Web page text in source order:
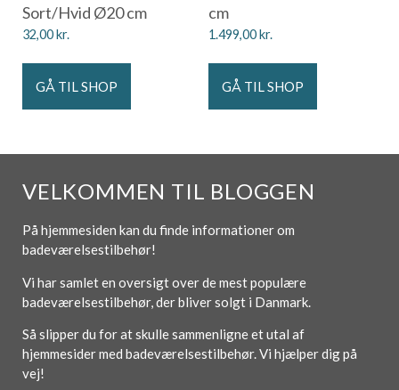
Sort/Hvid Ø20 cm
32,00kr.
GÅ TIL SHOP
cm
1.499,00kr.
GÅ TIL SHOP
VELKOMMEN TIL BLOGGEN
På hjemmesiden kan du finde informationer om
badeværelsestilbehør!
Vi har samlet en oversigt over de mest populære
badeværelsestilbehør, der bliver solgt i Danmark.
Så slipper du for at skulle sammenligne et utal af
hjemmesider med badeværelsestilbehør. Vi hjælper dig på
vej!